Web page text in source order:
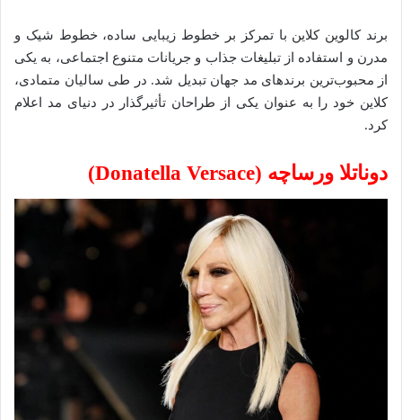
برند کالوین کلاین با تمرکز بر خطوط زیبایی ساده، خطوط شیک و
مدرن و استفاده از تبلیغات جذاب و جریانات متنوع اجتماعی، به یکی
از محبوب‌ترین برندهای مد جهان تبدیل شد. در طی سالیان متمادی،
کلاین خود را به عنوان یکی از طراحان تأثیرگذار در دنیای مد اعلام
کرد.
دوناتلا ورساچه (Donatella Versace)